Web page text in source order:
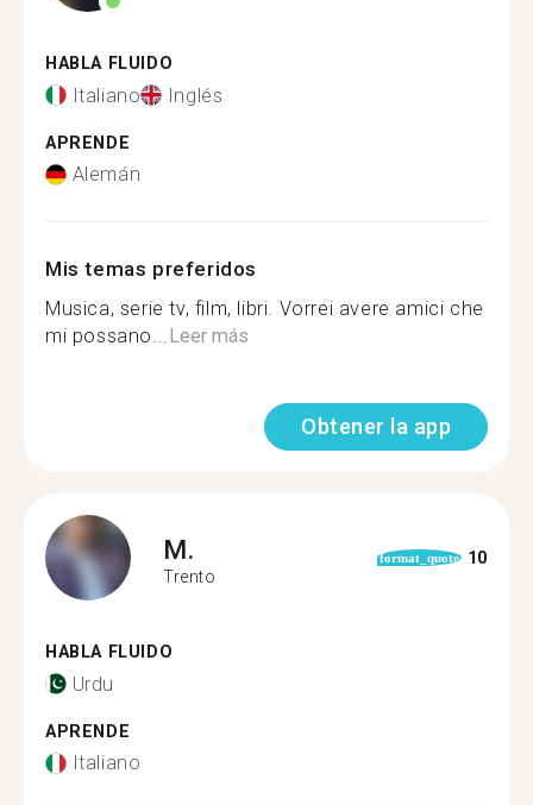
HABLA FLUIDO
Italiano Inglés
APRENDE
Alemán
Mis temas preferidos
Musica, serie tv, film, libri. Vorrei avere amici che
mi possano...Leer más
Obtener la app
M.
Trento
format_quote 10
HABLA FLUIDO
Urdu
APRENDE
Italiano